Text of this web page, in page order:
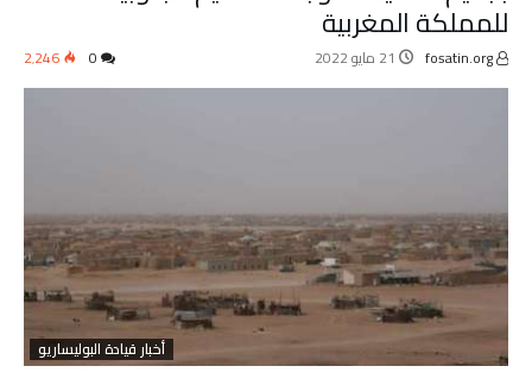
للمملكة المغربية
21 مايو 2022 2٬246
أخبار قيادة البوليساريو